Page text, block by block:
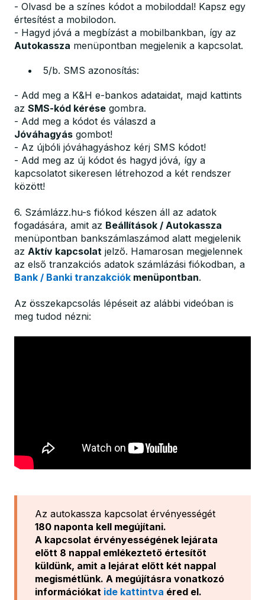
- Olvasd be a színes kódot a mobiloddal! Kapsz egy
értesítést a mobilodon.
- Hagyd jóvá a megbízást a mobilbankban, így az
Autokassza menüpontban megjelenik a kapcsolat.
5/b. SMS azonosítás:
- Add meg a K&H e-bankos adataidat, majd kattints
az SMS-kód kérése gombra.
- Add meg a kódot és válaszd a
Jóváhagyás gombot!
- Az újbóli jóváhagyáshoz kérj SMS kódot!
- Add meg az új kódot és hagyd jóvá, így a
kapcsolatot sikeresen létrehozod a két rendszer
között!
6. Számlázz.hu-s fiókod készen áll az adatok
fogadására, amit az Beállítások / Autokassza
menüpontban bankszámlaszámod alatt megjelenik
az Aktív kapcsolat jelző. Hamarosan megjelennek
az első tranzakciós adatok számlázási fiókodban, a
Bank / Banki tranzakciók menüpontban.
Az összekapcsolás lépéseit az alábbi videóban is
meg tudod nézni:
Az autokassza kapcsolat érvényességét
180 naponta kell megújítani.
A kapcsolat érvényességének lejárata
előtt 8 nappal emlékeztető értesítőt
küldünk, amit a lejárat előtt két nappal
megismétlünk. A megújításra vonatkozó
információkat ide kattintva éred el.